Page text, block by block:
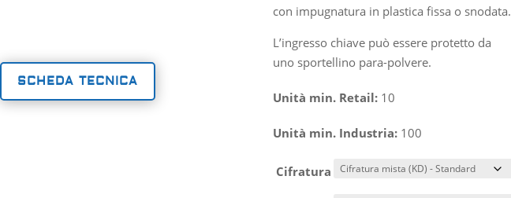
SCHEDA TECNICA
con impugnatura in plastica fissa o snodata.
L’ingresso chiave può essere protetto da
uno sportellino para-polvere.
Unità min. Retail: 10
Unità min. Industria: 100
Cifratura